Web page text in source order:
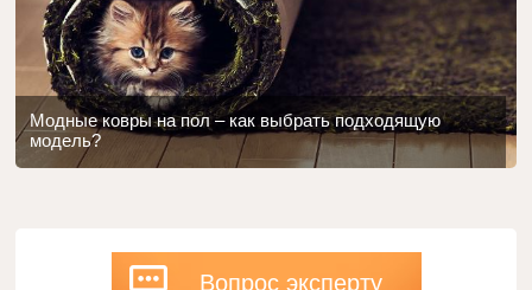
Модные ковры на пол – как выбрать подходящую
модель?
Вопрос эксперту